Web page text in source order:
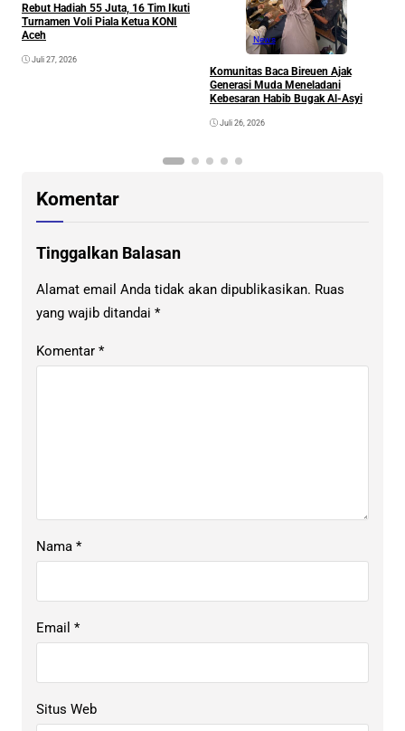
Rebut Hadiah 55 Juta, 16 Tim Ikuti
Turnamen Voli Piala Ketua KONI
Aceh
Juli 27, 2026
News
Komunitas Baca Bireuen Ajak
Generasi Muda Meneladani
Kebesaran Habib Bugak Al-Asyi
Juli 26, 2026
Komentar
Tinggalkan Balasan
Alamat email Anda tidak akan dipublikasikan. Ruas
yang wajib ditandai *
Komentar *
Nama *
Email *
Situs Web